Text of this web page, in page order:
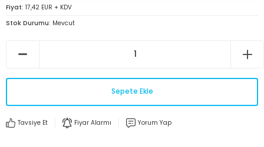
Fiyat 17,42 EUR + KDV
Stok Durumu Mevcut
Sepete Ekle
Tavsiye Et Fiyar Alarmı Yorum Yap